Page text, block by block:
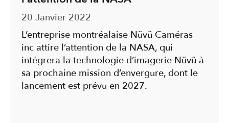
20 Janvier 2022
L’entreprise montréalaise Nüvü Caméras
inc attire l’attention de la NASA, qui
intégrera la technologie d’imagerie Nüvü à
sa prochaine mission d’envergure, dont le
lancement est prévu en 2027.